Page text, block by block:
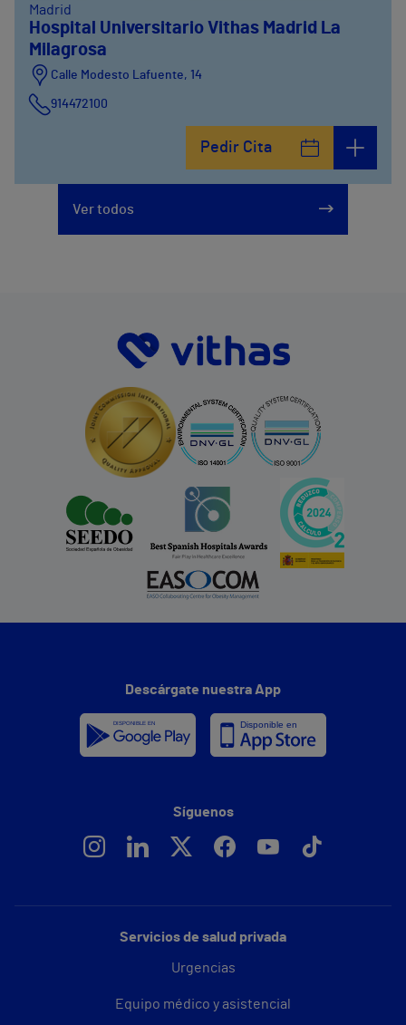
Madrid
Hospital Universitario Vithas Madrid La
Milagrosa
Calle Modesto Lafuente, 14
914472100
Pedir Cita
Ver todos
Servicios de salud privada
Urgencias
Equipo médico y asistencial
Descárgate nuestra App
Síguenos